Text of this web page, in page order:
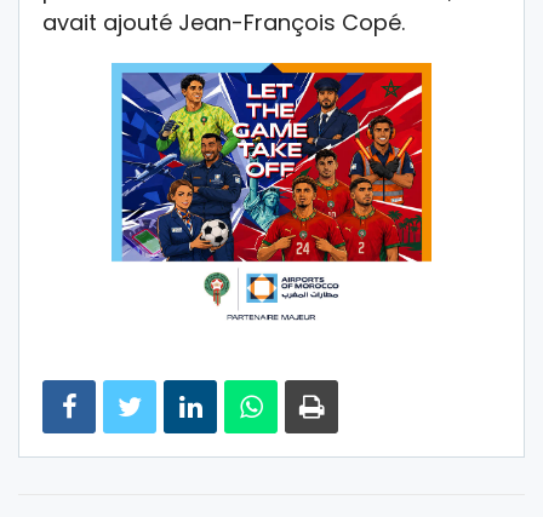
avait ajouté Jean-François Copé.